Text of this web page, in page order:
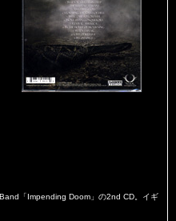
「Impending Doom」の2nd CD。イギ